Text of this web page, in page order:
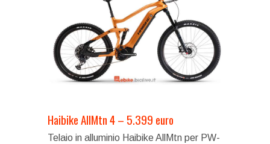
Haibike AllMtn 4 – 5.399 euro
Telaio in alluminio Haibike AllMtn per PW-